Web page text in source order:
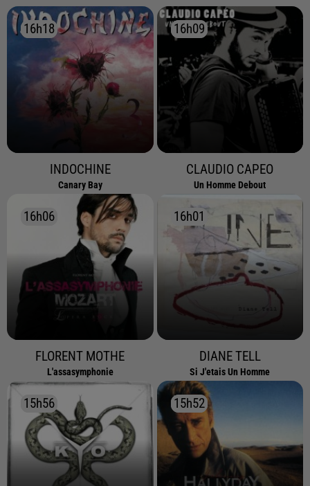
16h18
16h18
INDOCHINE
Canary Bay
16h09
16h09
CLAUDIO CAPEO
Un Homme Debout
16h06
16h06
FLORENT MOTHE
L'assasymphonie
16h01
16h01
DIANE TELL
Si J'etais Un Homme
15h56
15h56 15h52
15h52